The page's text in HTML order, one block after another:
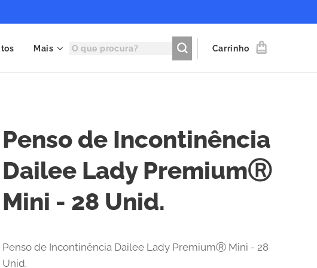
Mais Carrinho
Penso de Incontinência
Dailee Lady PremiumⓇ
Mini - 28 Unid.
Penso de Incontinência Dailee Lady PremiumⓇ Mini - 28
Unid.